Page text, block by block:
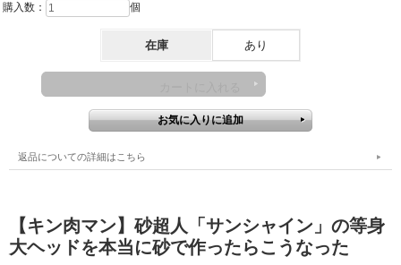
購入数： 個
在庫 あり
返品についての詳細はこちら
【キン肉マン】砂超人「サンシャイン」の等身
大ヘッドを本当に砂で作ったらこうなった